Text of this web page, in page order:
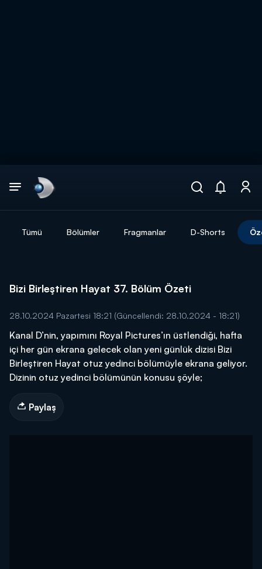
Tümü Bölümler Fragmanlar D-Shorts
Bizi Birleştiren Hayat 37. Bölüm Özeti
28.10.2024 Pazartesi 18:21 (Güncellendi: 28.10.2024 - 18:21)
Kanal D’nin, yapımını Royal Pictures’ın üstlendiği, hafta
içi her gün ekrana gelecek olan yeni günlük dizisi Bizi
Birleştiren Hayat otuz yedinci bölümüyle ekrana geliyor.
Dizinin otuz yedinci bölümünün konusu şöyle;
Paylaş